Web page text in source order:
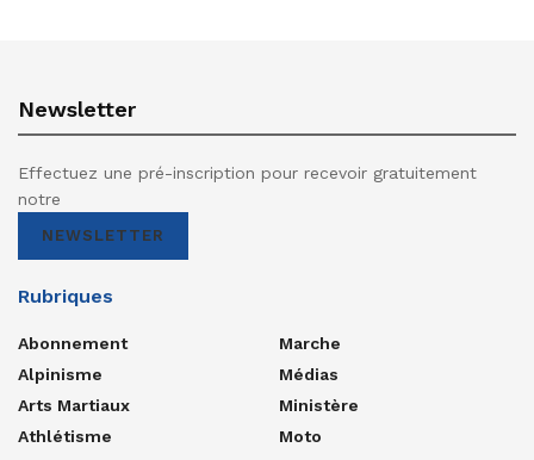
Newsletter
Effectuez une pré-inscription pour recevoir gratuitement
notre
NEWSLETTER
Rubriques
Abonnement
Alpinisme
Arts Martiaux
Athlétisme
Marche
Médias
Ministère
Moto